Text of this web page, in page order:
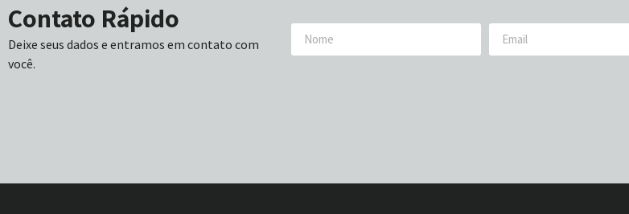
Contato Rápido
Deixe seus dados e entramos em contato com
você.